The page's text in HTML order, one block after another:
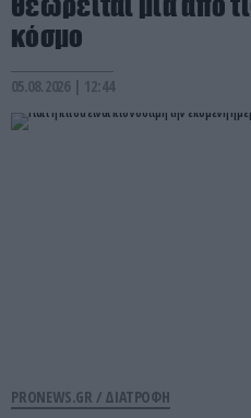
κόσμο
05.08.2026 | 12:44
PRONEWS.GR / ΔΙΑΤΡΟΦΗ